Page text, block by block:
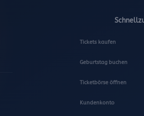
Tickets kaufen
Geburtstag buchen
Ticketbörse öffnen
Kundenkonto